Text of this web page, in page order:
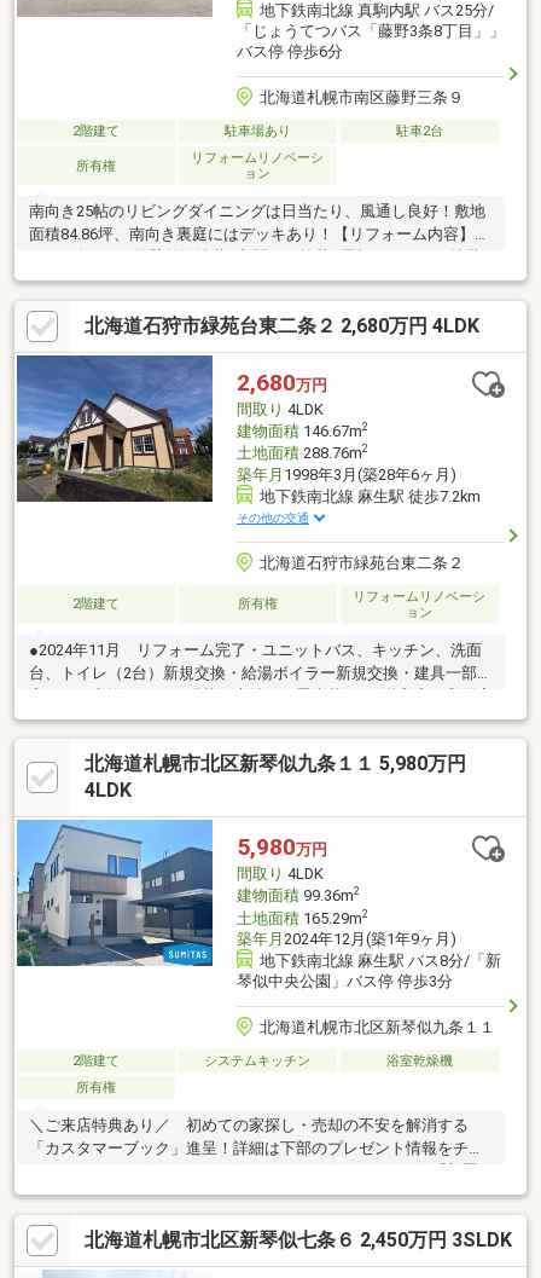
地下鉄南北線 真駒内駅 バス25分/
「じょうてつバス「藤野3条8丁目」」
バス停 停歩6分
北海道札幌市南区藤野三条９
2階建て 駐車場あり 駐車2台
所有権
リフォームリノベーシ
ョン
南向き25帖のリビングダイニングは日当たり、風通し良好！敷地
面積84.86坪、南向き裏庭にはデッキあり！【リフォーム内容】２
ポーチタイル上貼●テラス（スノコ＆階段）交換 ●リビングダイ
ニング＆キッチンフロア上貼●1F/2F トイレCF貼替●クロス張
替 ●2F天窓ブライト交換〈 水周り 〉新品交換○キッチン○洗
面化粧台○１Ｆ・２Ｆトイレ/手洗い○ユニットバス○給湯器（灯
北海道石狩市緑苑台東二条２ 2,680万円 4LDK
2,680万円
間取り 4LDK
建物面積146.67m2
土地面積288.76m2
築年月 1998年3月(築28年6ヶ月)
地下鉄南北線 麻生駅 徒歩7.2km
その他の交通
北海道石狩市緑苑台東二条２
2階建て 所有権
リフォームリノベーシ
ョン
●2024年11月 リフォーム完了・ユニットバス、キッチン、洗面
台、トイレ（2台）新規交換・給湯ボイラー新規交換・建具一部、
窓ガラス交換・クロス張替、床貼り、畳表替え・2階和室→和洋室
に変更当社売主の物件となります。
北海道札幌市北区新琴似九条１１ 5,980万円
4LDK
5,980万円
間取り 4LDK
建物面積99.36m2
土地面積165.29m2
築年月 2024年12月(築1年9ヶ月)
地下鉄南北線 麻生駅 バス8分/「新
琴似中央公園」バス停 停歩3分
北海道札幌市北区新琴似九条１１
2階建て システムキッチン
浴室乾燥機
所有権
＼ご来店特典あり／ 初めての家探し・売却の不安を解消する
「カスタマーブック」進呈！詳細は下部のプレゼント情報をチェ
似9条11丁目』のオススメＰＯＩＮＴ！・…━━━☆・…
━━━☆・…━━━☆・…━━━☆■住友林業施工の築浅物件！長
期優良住宅認定！■確かな品質と安心が長く続く長期優良住宅の
認定。■小中学校が徒歩圏内で子育て世帯にもおすすめ。■スーパ
北海道札幌市北区新琴似七条６ 2,450万円 3SLDK